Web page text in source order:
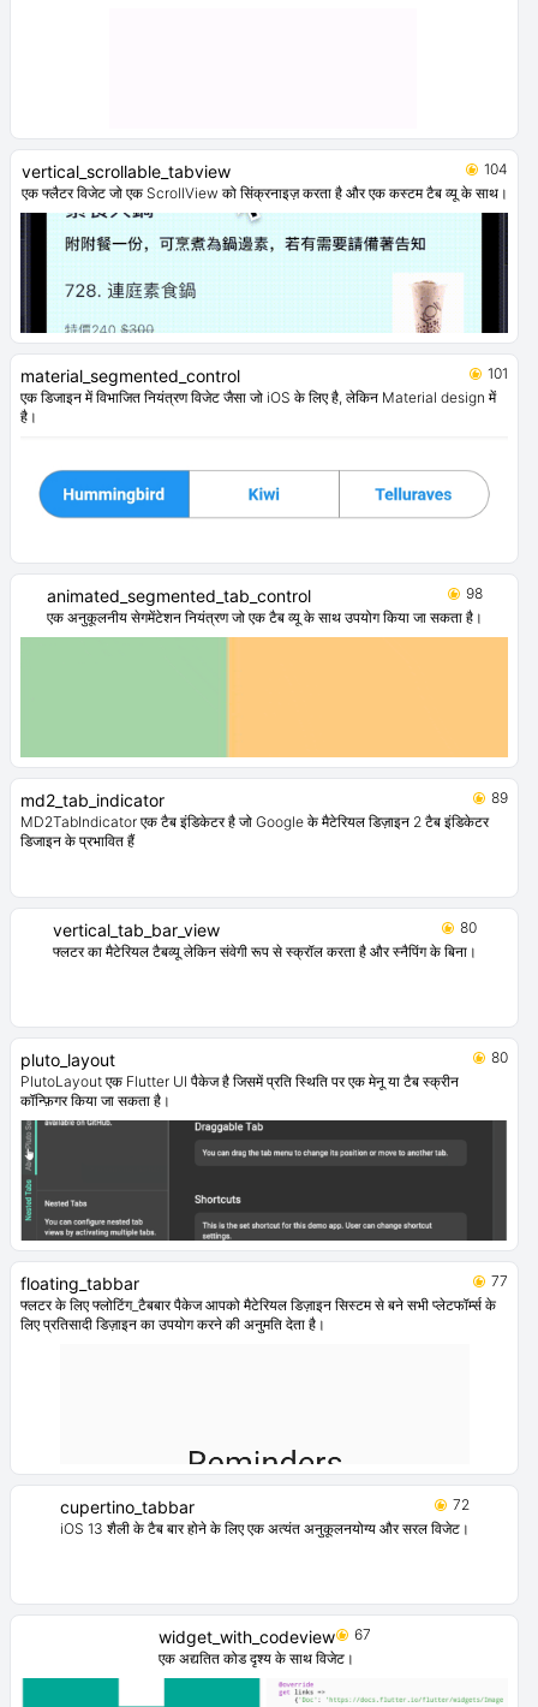
vertical_scrollable_tabview
104
एक फ्लैटर विजेट जो एक ScrollView को सिंक्रनाइज़ करता है और एक कस्टम टैब व्यू के साथ।
material_segmented_control
101
एक डिजाइन में विभाजित नियंत्रण विजेट जैसा जो iOS के लिए है, लेकिन Material design में
है।
animated_segmented_tab_control
98
एक अनुकूलनीय सेगमेंटेशन नियंत्रण जो एक टैब व्यू के साथ उपयोग किया जा सकता है।
md2_tab_indicator
89
MD2TabIndicator एक टैब इंडिकेटर है जो Google के मैटेरियल डिज़ाइन 2 टैब इंडिकेटर
डिजाइन के प्रभावित हैं
vertical_tab_bar_view
80
फ्लटर का मैटेरियल टैबव्यू लेकिन संवेगी रूप से स्क्रॉल करता है और स्नैपिंग के बिना।
pluto_layout
80
PlutoLayout एक Flutter UI पैकेज है जिसमें प्रति स्थिति पर एक मेनू या टैब स्क्रीन
कॉन्फ़िगर किया जा सकता है।
floating_tabbar
77
फ्लटर के लिए फ्लोटिंग_टैबबार पैकेज आपको मैटेरियल डिज़ाइन सिस्टम से बने सभी प्लेटफॉर्म्स के
लिए प्रतिसादी डिज़ाइन का उपयोग करने की अनुमति देता है।
cupertino_tabbar
72
iOS 13 शैली के टैब बार होने के लिए एक अत्यंत अनुकूलनयोग्य और सरल विजेट।
widget_with_codeview
67
एक अद्यतित कोड दृश्य के साथ विजेट।